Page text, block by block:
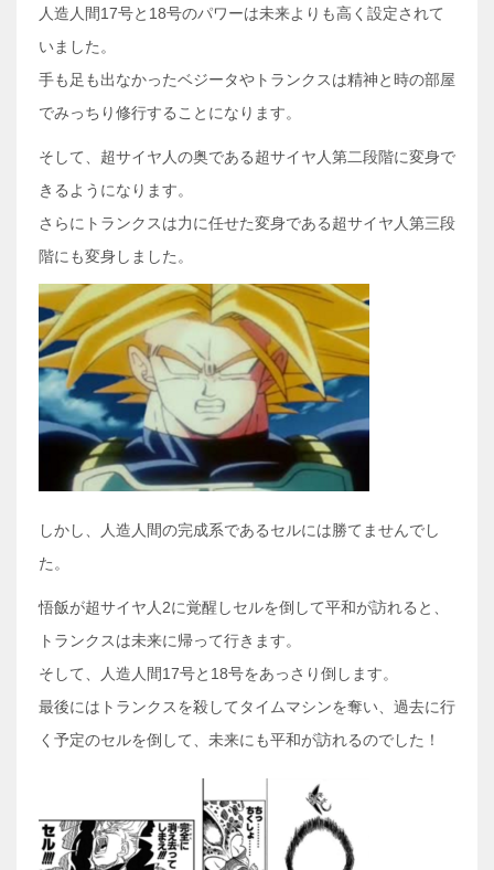
人造人間17号と18号のパワーは未来よりも高く設定されて
いました。
手も足も出なかったベジータやトランクスは精神と時の部屋
でみっちり修行することになります。
そして、超サイヤ人の奥である超サイヤ人第二段階に変身で
きるようになります。
さらにトランクスは力に任せた変身である超サイヤ人第三段
階にも変身しました。
しかし、人造人間の完成系であるセルには勝てませんでし
た。
悟飯が超サイヤ人2に覚醒しセルを倒して平和が訪れると、
トランクスは未来に帰って行きます。
そして、人造人間17号と18号をあっさり倒します。
最後にはトランクスを殺してタイムマシンを奪い、過去に行
く予定のセルを倒して、未来にも平和が訪れるのでした！